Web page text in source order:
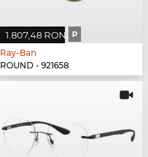
1.807,48 RON P
Ray-Ban
ROUND - 921658